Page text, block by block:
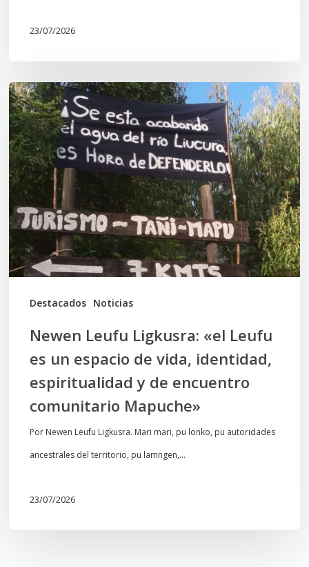
23/07/2026
Destacados Noticias
Newen
Leufu
Ligkusra:
«el
Leufu
es
un
espacio
de
vida,
espiritualidad
encuentro
comunitario
Mapuche»
Newen Leufu Ligkusra: «el Leufu
es un espacio de vida, identidad,
espiritualidad y de encuentro
comunitario Mapuche»
Por Newen Leufu Ligkusra. Mari mari, pu lonko, pu autoridades
ancestrales del territorio, pu lamngen,…
23/07/2026